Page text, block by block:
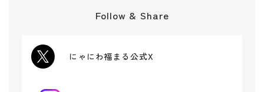
Follow & Share
にゃにわ福まる公式X